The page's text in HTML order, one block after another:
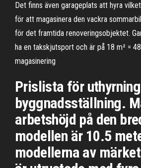
Det finns även garageplats att hyra
för att magasinera den vackra
för det framtida renoveringsobjektet.
ha en takskjutsport och är på 18 m² =
magasinering
Prislista för
byggnadsställning.
arbetshöjd på den
modellen är 10.5
modellerna av